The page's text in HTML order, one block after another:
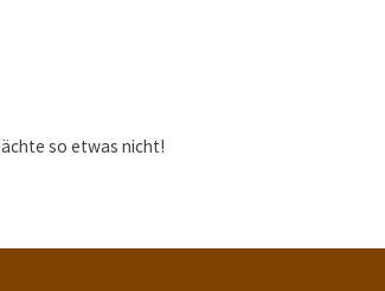
so etwas nicht!